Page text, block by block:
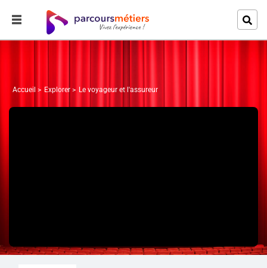
Accueil Explorer Le voyageur et l'assureur